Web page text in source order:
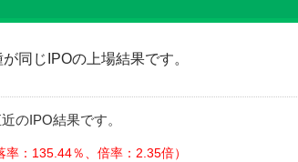
同じIPOの上場結果です。
のIPO結果です。
率：135.44％、倍率：2.35倍